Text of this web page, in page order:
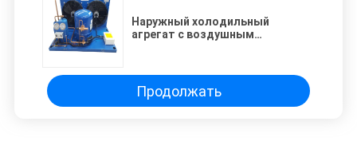
Наружный холодильный
агрегат с воздушным
Продолжать